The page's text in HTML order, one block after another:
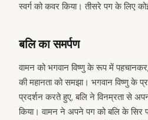
स्वर्ग को कवर किया। तीसरे पग के लिए
बलि का समर्पण
वामन को भगवान विष्णु के रूप में
की महानता को समझा। भगवान विष्णु के
प्रदर्शन करते हुए, बलि ने विनम्रता से
किया। वामन ने अपने पग को बलि के सिर